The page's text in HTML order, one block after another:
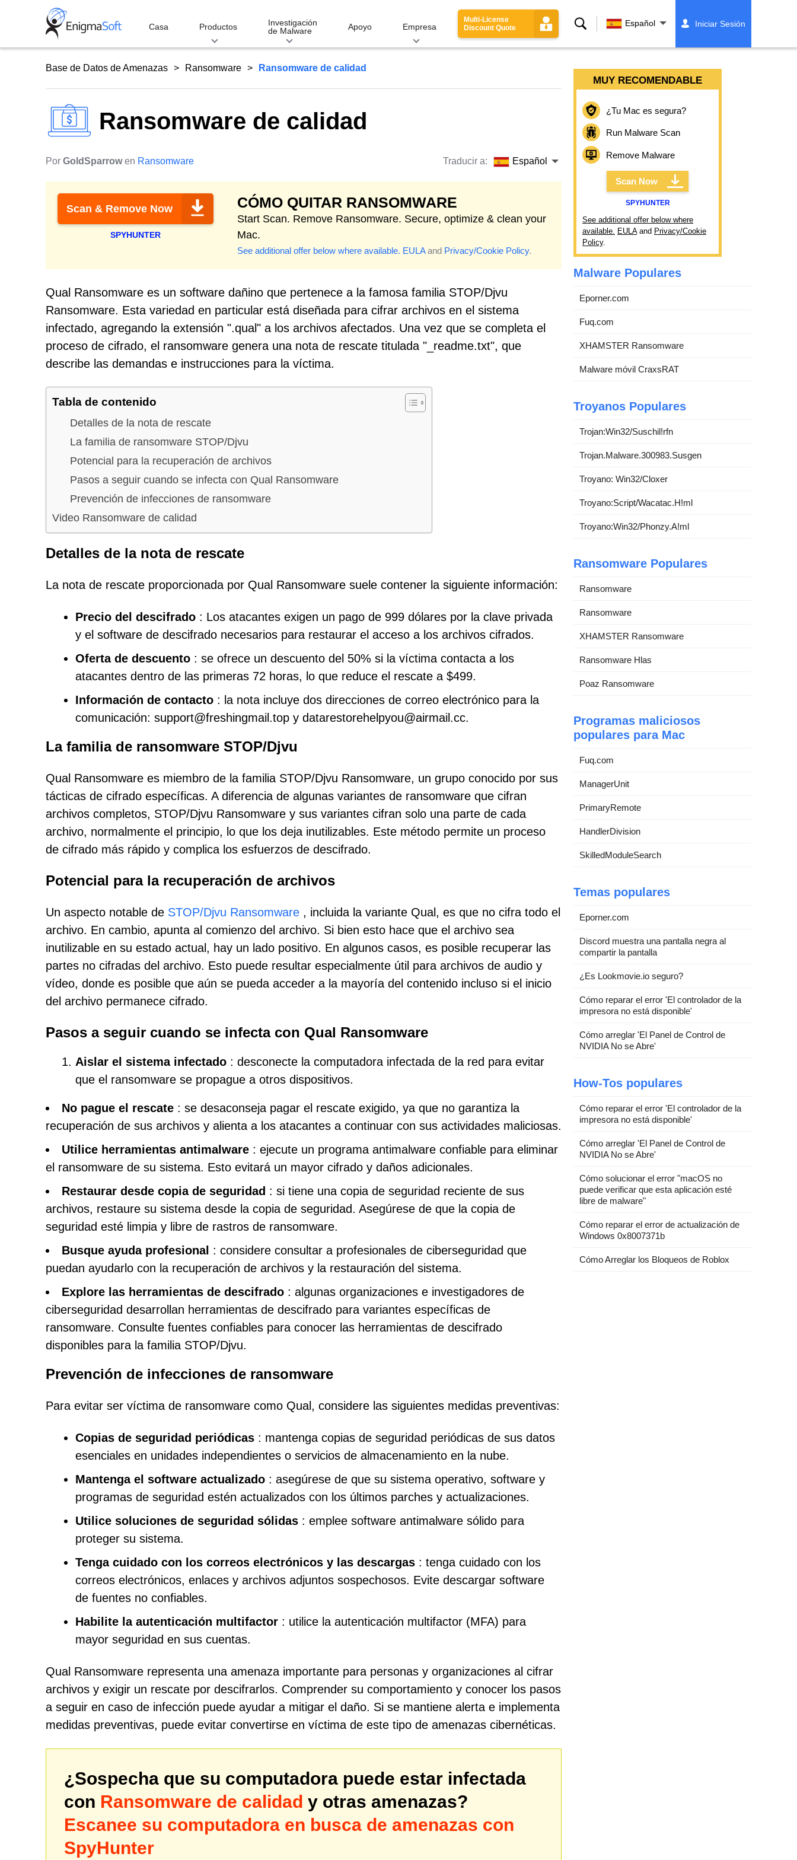
Casa Productos
Investigación
de Malware
Apoyo Empresa
Multi-License
Discount Quote
Buscar Español Iniciar Sesión
Base de Datos de Amenazas Ransomware Ransomware de calidad
Ransomware de calidad
Por GoldSparrowen Ransomware Traducir a: Español
Scan & Remove Now
SPYHUNTER
CÓMO QUITAR RANSOMWARE
Start Scan. Remove Ransomware. Secure, optimize & clean your
Mac.
See additional offer below where available. EULAand Privacy/Cookie Policy.
Qual Ransomware es un software dañino que pertenece a la famosa familia STOP/Djvu
Ransomware. Esta variedad en particular está diseñada para cifrar archivos en el sistema
infectado, agregando la extensión ".qual" a los archivos afectados. Una vez que se completa el
proceso de cifrado, el ransomware genera una nota de rescate titulada "_readme.txt", que
describe las demandas e instrucciones para la víctima.
Tabla de contenido
Detalles de la nota de rescate
La familia de ransomware STOP/Djvu
Potencial para la recuperación de archivos
Pasos a seguir cuando se infecta con Qual Ransomware
Prevención de infecciones de ransomware
Video Ransomware de calidad
Detalles de la nota de rescate
La nota de rescate proporcionada por Qual Ransomware suele contener la siguiente información:
Precio del descifrado : Los atacantes exigen un pago de 999 dólares por la clave privada
y el software de descifrado necesarios para restaurar el acceso a los archivos cifrados.
Oferta de descuento : se ofrece un descuento del 50% si la víctima contacta a los
atacantes dentro de las primeras 72 horas, lo que reduce el rescate a $499.
Información de contacto : la nota incluye dos direcciones de correo electrónico para la
comunicación: support@freshingmail.top y datarestorehelpyou@airmail.cc.
La familia de ransomware STOP/Djvu
Qual Ransomware es miembro de la familia STOP/Djvu Ransomware, un grupo conocido por sus
tácticas de cifrado específicas. A diferencia de algunas variantes de ransomware que cifran
archivos completos, STOP/Djvu Ransomware y sus variantes cifran solo una parte de cada
archivo, normalmente el principio, lo que los deja inutilizables. Este método permite un proceso
de cifrado más rápido y complica los esfuerzos de descifrado.
Potencial para la recuperación de archivos
Un aspecto notable de STOP/Djvu Ransomware , incluida la variante Qual, es que no cifra todo el
archivo. En cambio, apunta al comienzo del archivo. Si bien esto hace que el archivo sea
inutilizable en su estado actual, hay un lado positivo. En algunos casos, es posible recuperar las
partes no cifradas del archivo. Esto puede resultar especialmente útil para archivos de audio y
vídeo, donde es posible que aún se pueda acceder a la mayoría del contenido incluso si el inicio
del archivo permanece cifrado.
Pasos a seguir cuando se infecta con Qual Ransomware
Aislar el sistema infectado : desconecte la computadora infectada de la red para evitar
que el ransomware se propague a otros dispositivos.
No pague el rescate : se desaconseja pagar el rescate exigido, ya que no garantiza la
recuperación de sus archivos y alienta a los atacantes a continuar con sus actividades maliciosas.
Utilice herramientas antimalware : ejecute un programa antimalware confiable para eliminar
el ransomware de su sistema. Esto evitará un mayor cifrado y daños adicionales.
Restaurar desde copia de seguridad : si tiene una copia de seguridad reciente de sus
archivos, restaure su sistema desde la copia de seguridad. Asegúrese de que la copia de
seguridad esté limpia y libre de rastros de ransomware.
Busque ayuda profesional : considere consultar a profesionales de ciberseguridad que
puedan ayudarlo con la recuperación de archivos y la restauración del sistema.
Explore las herramientas de descifrado : algunas organizaciones e investigadores de
ciberseguridad desarrollan herramientas de descifrado para variantes específicas de
ransomware. Consulte fuentes confiables para conocer las herramientas de descifrado
disponibles para la familia STOP/Djvu.
Prevención de infecciones de ransomware
Para evitar ser víctima de ransomware como Qual, considere las siguientes medidas preventivas:
Copias de seguridad periódicas : mantenga copias de seguridad periódicas de sus datos
esenciales en unidades independientes o servicios de almacenamiento en la nube.
Mantenga el software actualizado : asegúrese de que su sistema operativo, software y
programas de seguridad estén actualizados con los últimos parches y actualizaciones.
Utilice soluciones de seguridad sólidas : emplee software antimalware sólido para
proteger su sistema.
Tenga cuidado con los correos electrónicos y las descargas : tenga cuidado con los
correos electrónicos, enlaces y archivos adjuntos sospechosos. Evite descargar software
de fuentes no confiables.
Habilite la autenticación multifactor : utilice la autenticación multifactor (MFA) para
mayor seguridad en sus cuentas.
Qual Ransomware representa una amenaza importante para personas y organizaciones al cifrar
archivos y exigir un rescate por descifrarlos. Comprender su comportamiento y conocer los pasos
a seguir en caso de infección puede ayudar a mitigar el daño. Si se mantiene alerta e implementa
medidas preventivas, puede evitar convertirse en víctima de este tipo de amenazas cibernéticas.
¿Sospecha que su computadora puede estar infectada
con Ransomware de calidad y otras amenazas?
Escanee su computadora en busca de amenazas con
SpyHunter
MUY RECOMENDABLE
¿Tu Mac es segura?
Run Malware Scan
Remove Malware
Scan Now
SPYHUNTER
See additional offer below where
available. EULAand Privacy/Cookie
Policy.
Malware Populares
Eporner.com
Fuq.com
XHAMSTER Ransomware
Malware móvil CraxsRAT
Troyanos Populares
Trojan:Win32/Suschil!rfn
Trojan.Malware.300983.Susgen
Troyano: Win32/Cloxer
Troyano:Script/Wacatac.H!ml
Troyano:Win32/Phonzy.A!ml
Ransomware Populares
Ransomware
Ransomware
XHAMSTER Ransomware
Ransomware Hlas
Poaz Ransomware
Programas maliciosos
populares para Mac
Fuq.com
ManagerUnit
PrimaryRemote
HandlerDivision
SkilledModuleSearch
Temas populares
Eporner.com
Discord muestra una pantalla negra al
compartir la pantalla
¿Es Lookmovie.io seguro?
Cómo reparar el error 'El controlador de la
impresora no está disponible'
Cómo arreglar 'El Panel de Control de
NVIDIA No se Abre'
How-Tos populares
Cómo reparar el error 'El controlador de la
impresora no está disponible'
Cómo arreglar 'El Panel de Control de
NVIDIA No se Abre'
Cómo solucionar el error "macOS no
puede verificar que esta aplicación esté
libre de malware"
Cómo reparar el error de actualización de
Windows 0x8007371b
Cómo Arreglar los Bloqueos de Roblox